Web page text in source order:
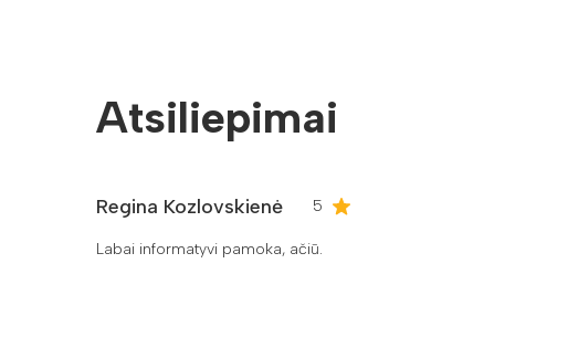
Atsiliepimai
Regina Kozlovskienė 5
Labai informatyvi pamoka, ačiū.